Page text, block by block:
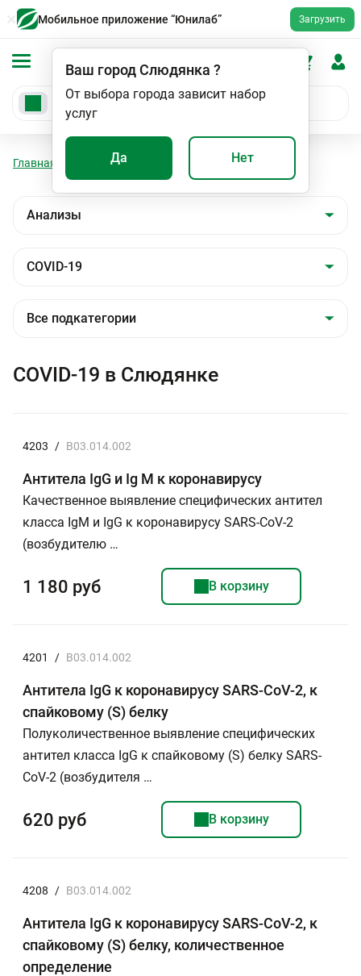
Мобильное приложение “Юнилаб” Загрузить
Ваш городСлюдянка ?
От выбора города зависит набор
услуг
Да Нет
Главная Анализы COVID-19
COVID-19 в Слюдянке
4203 / B03.014.002
Антитела IgG и Ig M к коронавирусу
Качественное выявление специфических антител
класса IgМ и IgG к коронавирусу SARS-CoV-2
(возбудителю …
1 180 руб В корзину
4201 / B03.014.002
Антитела IgG к коронавирусу SARS-CoV-2, к
спайковому (S) белку
Полуколичественное выявление специфических
антител класса IgG к спайковому (S) белку SARS-
CoV-2 (возбудителя …
620 руб В корзину
4208 / B03.014.002
Антитела IgG к коронавирусу SARS-CoV-2, к
спайковому (S) белку, количественное
определение